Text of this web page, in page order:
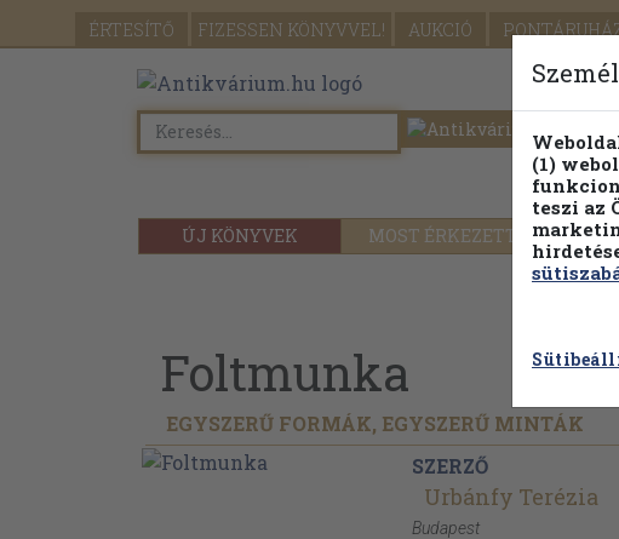
ÉRTESÍTŐ FIZESSEN KÖNYVVEL! AUKCIÓ
ÚJ KÖNYVEK MOST ÉRKEZETT
Foltmunka
EGYSZERŰ FORMÁK, EGYSZERŰ MINTÁK
SZERZŐ
Urbánfy Terézia
Budapest
(1)
teszi az